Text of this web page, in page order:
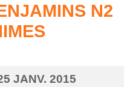
N2
JANV. 2015